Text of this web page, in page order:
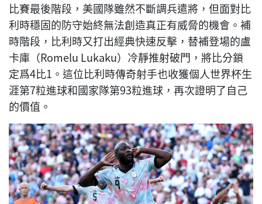
比賽最後階段，美國隊雖然不斷調兵遣將，但面對比
利時穩固的防守始終無法創造真正有威脅的機會。補
時階段，比利時又打出經典快速反擊，替補登場的盧
卡庫（Romelu Lukaku）冷靜推射破門，將比分鎖
定爲4比1。這位比利時傳奇射手也收獲個人世界杯生
涯第7粒進球和國家隊第93粒進球，再次證明了自己
的價值。